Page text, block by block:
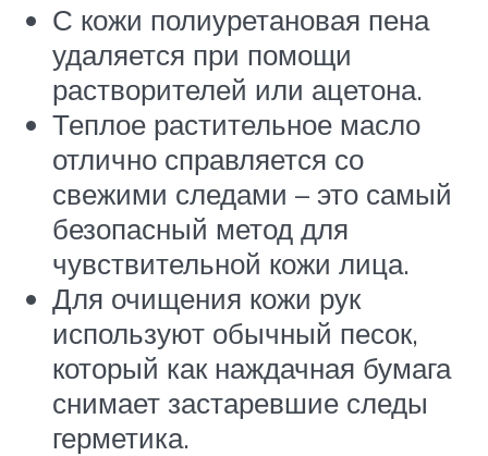
С кожи полиуретановая пена
удаляется при помощи
растворителей или ацетона.
Теплое растительное масло
отлично справляется со
свежими следами – это самый
безопасный метод для
чувствительной кожи лица.
Для очищения кожи рук
используют обычный песок,
который как наждачная бумага
снимает застаревшие следы
герметика.